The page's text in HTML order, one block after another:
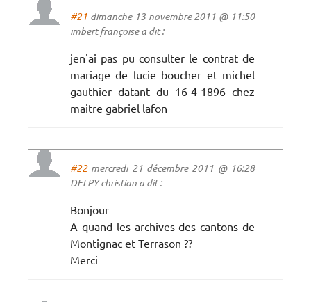
#21 dimanche 13 novembre 2011 @ 11:50
imbert françoise a dit :
jen'ai pas pu consulter le contrat de
mariage de lucie boucher et michel
gauthier datant du 16-4-1896 chez
maitre gabriel lafon
#22mercredi 21 décembre 2011 @ 16:28
DELPY christian a dit :
Bonjour
A quand les archives des cantons de
Montignac et Terrason ??
Merci